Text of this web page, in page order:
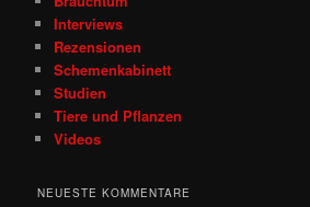
Interviews
Rezensionen
Schemenkabinett
Studien
Tiere und Pflanzen
Videos
NEUESTE KOMMENTARE